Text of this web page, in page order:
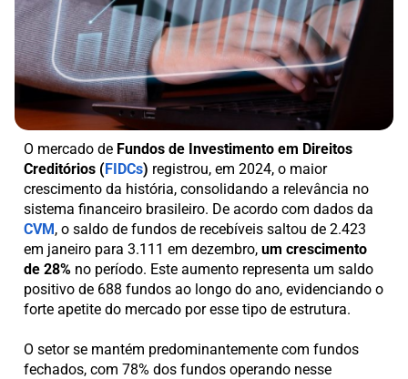
O mercado de Fundos de Investimento em Direitos
Creditórios (FIDCs) registrou, em 2024, o maior
crescimento da história, consolidando a relevância no
sistema financeiro brasileiro. De acordo com dados da
CVM, o saldo de fundos de recebíveis saltou de 2.423
em janeiro para 3.111 em dezembro, um crescimento
de 28% no período. Este aumento representa um saldo
positivo de 688 fundos ao longo do ano, evidenciando o
forte apetite do mercado por esse tipo de estrutura.
O setor se mantém predominantemente com fundos
fechados, com 78% dos fundos operando nesse